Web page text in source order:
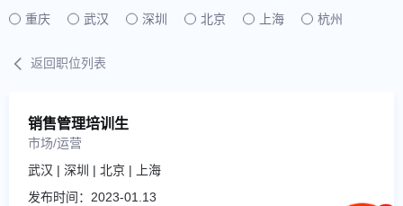
重庆 武汉 深圳 北京 上海 杭州
返回职位列表
销售管理培训生
市场/运营
武汉 | 深圳 | 北京 | 上海
发布时间：2023-01.13